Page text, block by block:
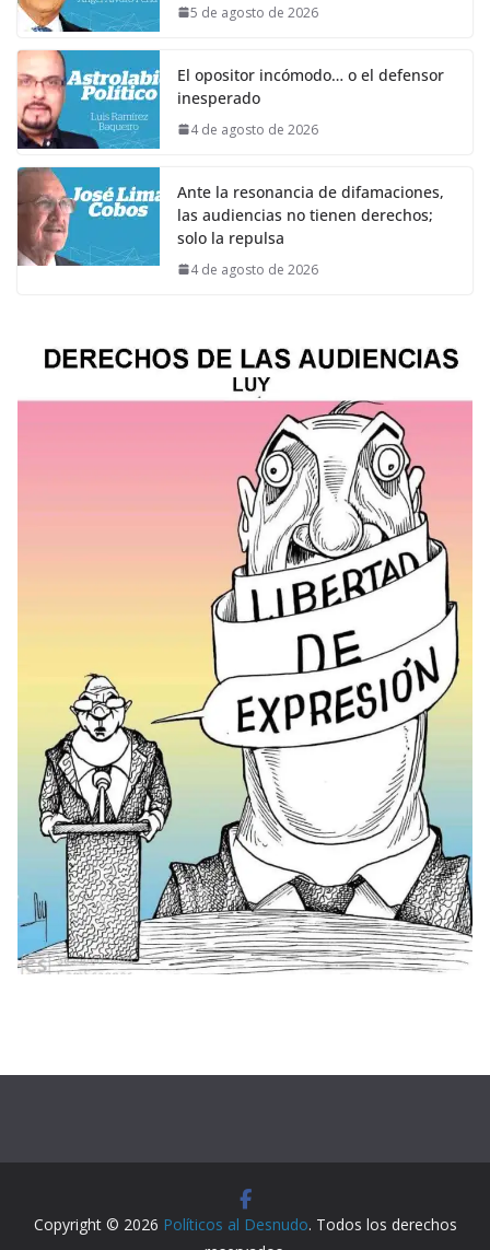
5 de agosto de 2026
El opositor incómodo… o el defensor
inesperado
4 de agosto de 2026
Ante la resonancia de difamaciones,
las audiencias no tienen derechos;
solo la repulsa
4 de agosto de 2026
Copyright © 2026 Políticos al Desnudo. Todos los derechos